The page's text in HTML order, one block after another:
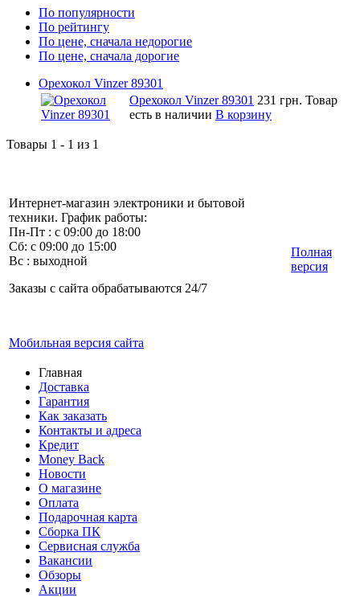
По популярности
По рейтингу
По цене, сначала недорогие
По цене, сначала дорогие
Орехокол Vinzer 89301
Орехокол Vinzer 89301 231 грн. Товар
есть в наличии В корзину
Товары 1 - 1 из 1
Интернет-магазин электроники и бытовой
техники. График работы:
Пн-Пт : с 09:00 до 18:00
Сб: с 09:00 до 15:00
Вс : выходной
Заказы с сайта обрабатываются 24/7
Мобильная версия сайта
Полная
версия
Главная
Доставка
Гарантия
Как заказать
Контакты и адреса
Кредит
Money Back
Новости
О магазине
Оплата
Подарочная карта
Сборка ПК
Сервисная служба
Вакансии
Обзоры
Акции